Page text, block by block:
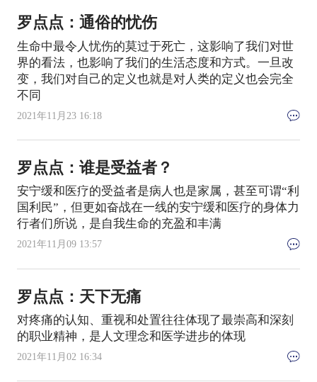
罗点点：通俗的忧伤
生命中最令人忧伤的莫过于死亡，这影响了我们对世
界的看法，也影响了我们的生活态度和方式。一旦改
变，我们对自己的定义也就是对人类的定义也会完全
不同
2021年11月23 16:18
罗点点：谁是受益者？
安宁缓和医疗的受益者是病人也是家属，甚至可谓“利
国利民”，但更如奋战在一线的安宁缓和医疗的身体力
行者们所说，是自我生命的充盈和丰满
2021年11月09 13:57
罗点点：天下无痛
对疼痛的认知、重视和处置往往体现了最崇高和深刻
的职业精神，是人文理念和医学进步的体现
2021年11月02 16:34